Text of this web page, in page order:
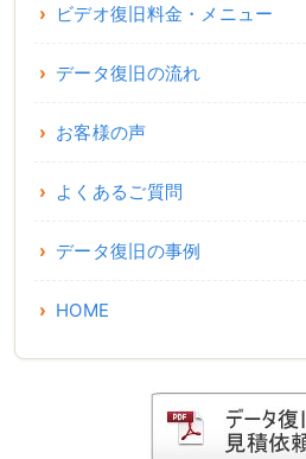
ビデオ復旧料金・メニュー
データ復旧の流れ
お客様の声
よくあるご質問
データ復旧の事例
HOME